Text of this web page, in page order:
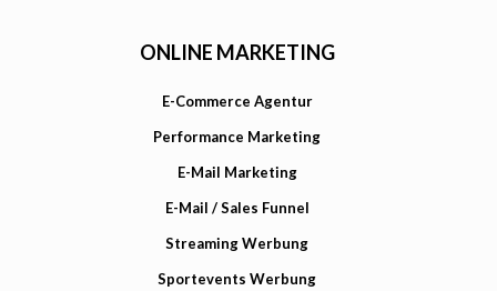
ONLINE MARKETING
E-Commerce Agentur
Performance Marketing
E-Mail Marketing
E-Mail / Sales Funnel
Streaming Werbung
Sportevents Werbung